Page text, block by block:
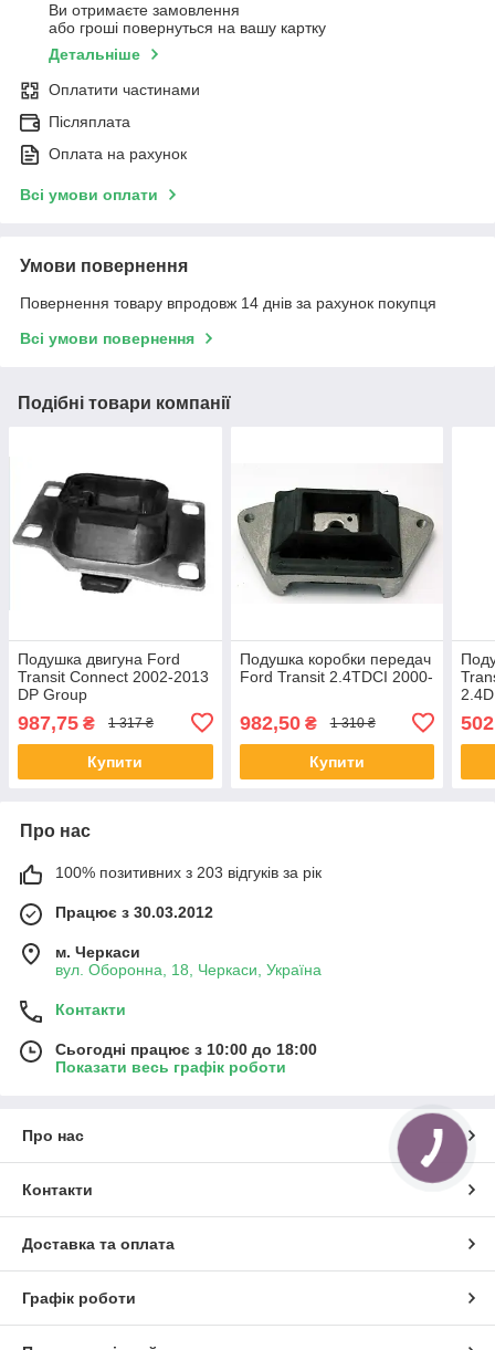
Ви отримаєте замовлення
або гроші повернуться на вашу картку
Детальніше
Оплатити частинами
Післяплата
Оплата на рахунок
Всі умови оплати
Умови повернення
Повернення товару впродовж 14 днів за рахунок покупця
Всі умови повернення
Подібні товари компанії
Подушка двигуна Ford
Transit Connect 2002-2013
DP Group
987,75 ₴ 1 317 ₴
Купити
Подушка коробки передач
Ford Transit 2.4TDCI 2000-
982,50₴ 1 310 ₴
Купити
Про нас
100% позитивних з 203 відгуків за рік
Працює з 30.03.2012
м. Черкаси
вул. Оборонна, 18, Черкаси, Україна
Контакти
Сьогодні працює з 10:00 до 18:00
Показати весь графік роботи
Про нас
Контакти
Доставка та оплата
Графік роботи